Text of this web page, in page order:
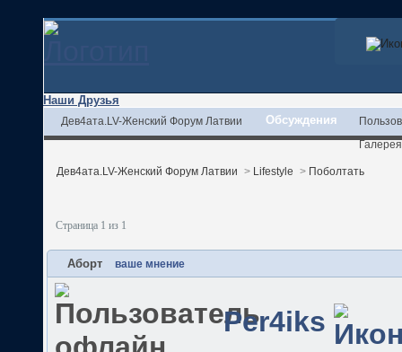
Наши Друзья
Дев4ата.LV-Женский Форум Латвии Обсуждения
Галерея
Дев4ата.LV-Женский Форум Латвии > Lifestyle > Поболтать
Страница 1 из 1
Аборт ваше мнение
Per4iks